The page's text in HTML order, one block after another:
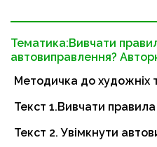
Тематика:Вивчати
автовиправлення?
Методичка до художніх
Текст 1.Вивчати правила
Текст 2. Увімкнути